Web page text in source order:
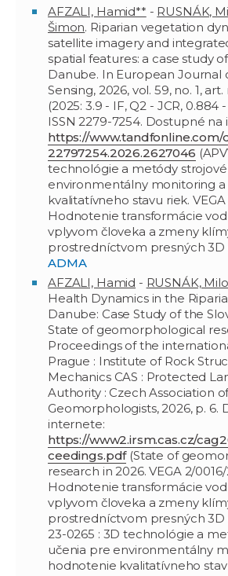
AFZALI, Hamid** - RUSNÁK,
Šimon. Riparian vegetation
satellite imagery and
spatial features: a case study
Danube. In European Journal
Sensing, 2026, vol. 59, no. 1,
(2025: 3.9 - IF, Q2 - JCR, 0.884 -
ISSN 2279-7254. Dostupné na
https://www.tandfonline.com/
22797254.2026.2627046
technológie a metódy
environmentálny monitoring
kvalitatívneho stavu riek. VEGA
Hodnotenie transformácie
vplyvom človeka a zmeny
prostredníctvom presných 3D
ADMA
AFZALI, Hamid - RUSNÁK,
Health Dynamics in the
Danube: Case Study of the
State of geomorphological
Proceedings of the
Prague : Institute of Rock
Mechanics CAS : Protected
Authority : Czech Association
Geomorphologists, 2026, p. 6.
internete:
https://www2.irsm.cas.cz/
ceedings.pdf(State of
research in 2026. VEGA 2/0016/
Hodnotenie transformácie
vplyvom človeka a zmeny
prostredníctvom presných 3D
23-0265 : 3D technológie a
učenia pre environmentálny
hodnotenie kvalitatívneho